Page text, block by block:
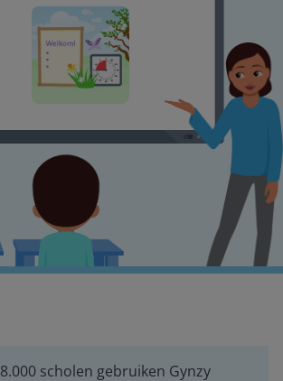
8.000 scholen gebruiken Gynzy